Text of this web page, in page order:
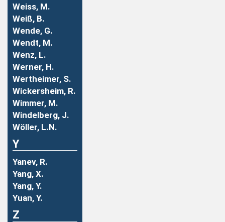
Weiss, M.
Weiß, B.
Wende, G.
Wendt, M.
Wenz, L.
Werner, H.
Wertheimer, S.
Wickersheim, R.
Wimmer, M.
Windelberg, J.
Wöller, L.N.
Y
Yanev, R.
Yang, X.
Yang, Y.
Yuan, Y.
Z